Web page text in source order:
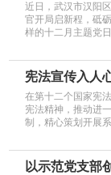
近日，武汉市汉阳
官开局启新程，砥
样的十二月主题党日
宪法宣传入人
在第十二个国家宪
宪法精神，推动进
制，精心策划开展
以示范党支部